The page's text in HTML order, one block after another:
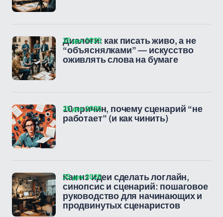
Диалоги: как писать живо, а не
“объяснялками” — искусство
оживлять слова на бумаге
25 дек 2025
10 причин, почему сценарий “не
работает” (и как чинить)
25 дек 2025
Как из идеи сделать логлайн,
синопсис и сценарий: пошаговое
руководство для начинающих и
продвинутых сценаристов
25 дек 2025